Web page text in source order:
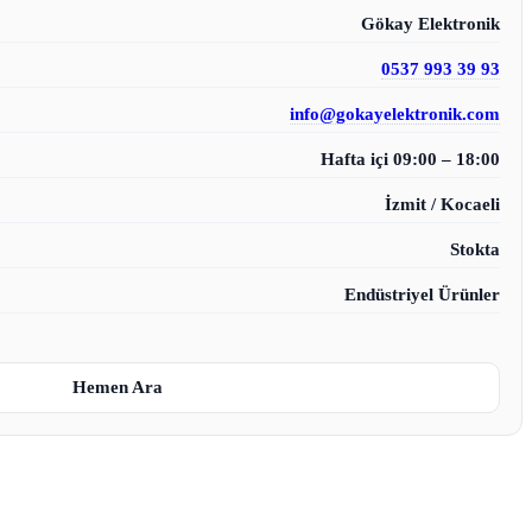
Gökay Elektronik
0537 993 39 93
info@gokayelektronik.com
Hafta içi 09:00 – 18:00
İzmit / Kocaeli
Stokta
Endüstriyel Ürünler
Hemen Ara